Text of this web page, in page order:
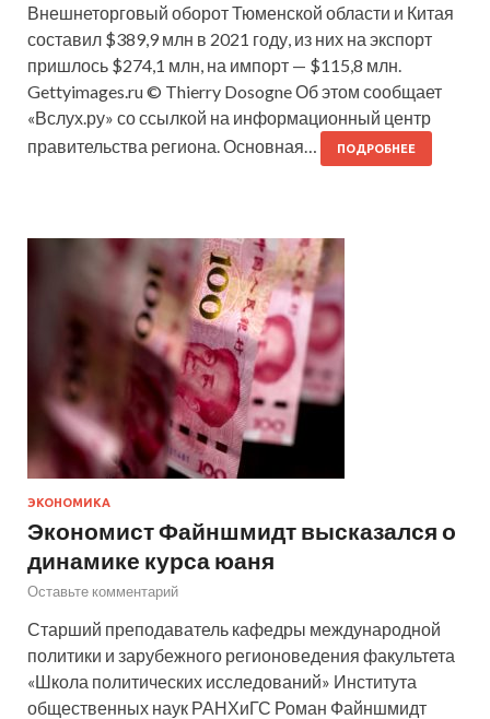
Внешнеторговый оборот Тюменской области и Китая
составил $389,9 млн в 2021 году, из них на экспорт
пришлось $274,1 млн, на импорт — $115,8 млн.
Gettyimages.ru © Thierry Dosogne Об этом сообщает
«Вслух.ру» со ссылкой на информационный центр
правительства региона. Основная…
ПОДРОБНЕЕ
ЭКОНОМИКА
Экономист Файншмидт высказался о
динамике курса юаня
Оставьте комментарий
Старший преподаватель кафедры международной
политики и зарубежного регионоведения факультета
«Школа политических исследований» Института
общественных наук РАНХиГС Роман Файншмидт